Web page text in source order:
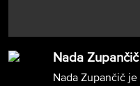
Nada Zupančič
Nada Zupančič